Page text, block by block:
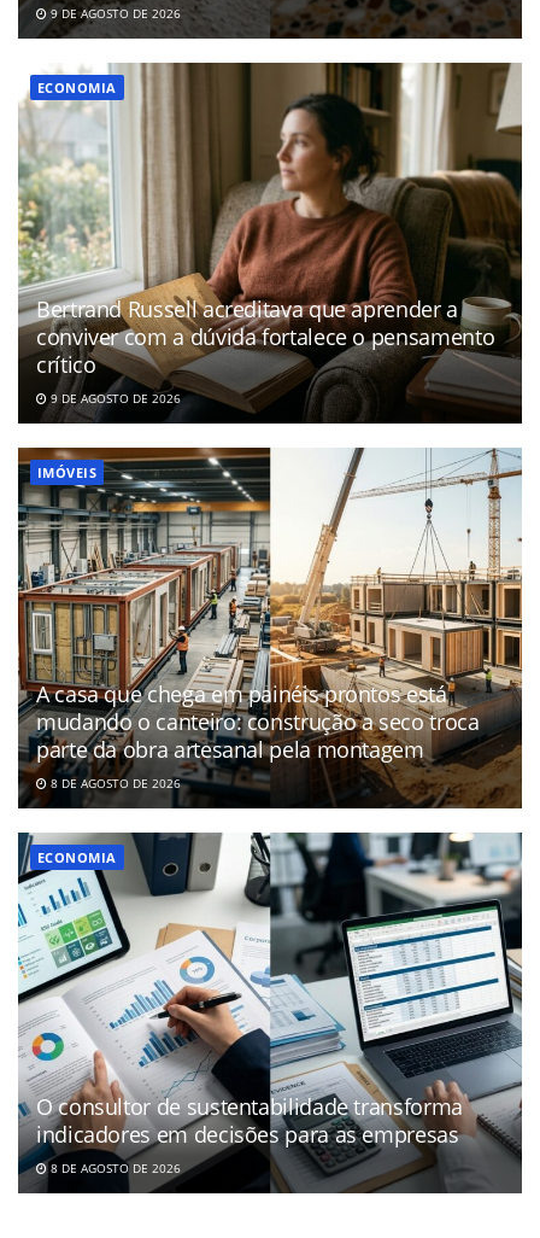
9 DE AGOSTO DE 2026
ECONOMIA
Bertrand Russell acreditava que aprender a
conviver com a dúvida fortalece o pensamento
crítico
9 DE AGOSTO DE 2026
IMÓVEIS
A casa que chega em painéis prontos está
mudando o canteiro: construção a seco troca
parte da obra artesanal pela montagem
8 DE AGOSTO DE 2026
ECONOMIA
O consultor de sustentabilidade transforma
indicadores em decisões para as empresas
8 DE AGOSTO DE 2026